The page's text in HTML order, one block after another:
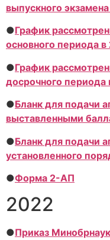
выпускного
●График
основного периода
●График
досрочного периода
●Бланк для подачи
выставленными
●Бланк для подачи
установленного
●Форма 2-АП
2022
●Приказ